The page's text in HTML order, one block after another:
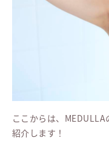
ここからは、
紹介します！